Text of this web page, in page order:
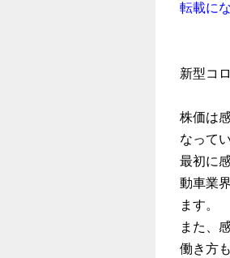
転載に
新型コ
株価は
なって
最初に
動車業
ます。
また、
働き方